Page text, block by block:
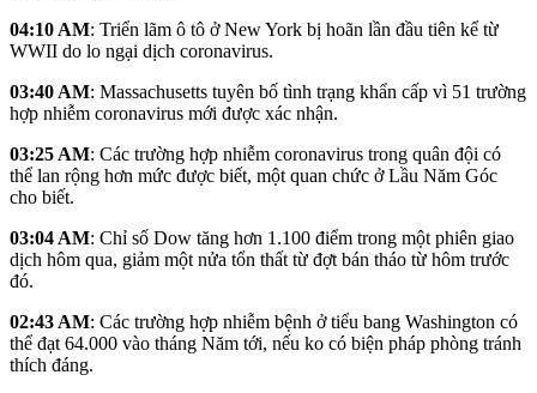
04:10 AM: Triển lãm ô tô ở New York bị hoãn lần đầu tiên kể từ
WWII do lo ngại dịch coronavirus.
03:40 AM: Massachusetts tuyên bố tình trạng khẩn cấp vì 51 trường
hợp nhiễm coronavirus mới được xác nhận.
03:25 AM: Các trường hợp nhiễm coronavirus trong quân đội có
thể lan rộng hơn mức được biết, một quan chức ở Lầu Năm Góc
cho biết.
03:04 AM: Chỉ số Dow tăng hơn 1.100 điểm trong một phiên giao
dịch hôm qua, giảm một nửa tổn thất từ ​​đợt bán tháo từ hôm trước
đó.
02:43 AM: Các trường hợp nhiễm bệnh ở tiểu bang Washington có
thể đạt 64.000 vào tháng Năm tới, nếu ko có biện pháp phòng tránh
thích đáng.